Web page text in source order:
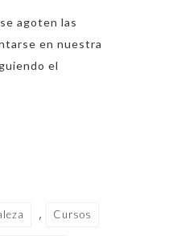
agoten las
en nuestra
el
, Cursos